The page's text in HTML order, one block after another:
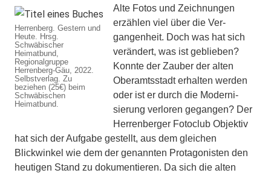
Herrenberg. Gestern und
Heute. Hrsg.
Schwäbischer
Heimatbund,
Regionalgruppe
Herrenberg-Gäu, 2022.
Selbstverlag. Zu
beziehen (25€) beim
Schwäbischen
Heimatbund.
Alte Fotos und Zeichnungen
erzählen viel über die Ver­
gangenheit. Doch was hat sich
verändert, was ist ge­blieben?
Konnte der Zau­ber der alten
Oberamts­stadt erhalten werden
oder ist er durch die Moderni­
sierung verloren gegan­gen? Der
Herrenberger Fotoclub Objektiv
hat sich der Aufgabe gestellt, aus dem gleichen
Blickwinkel wie dem der genannten Protagonisten den
heutigen Stand zu dokumentieren. Da sich die alten